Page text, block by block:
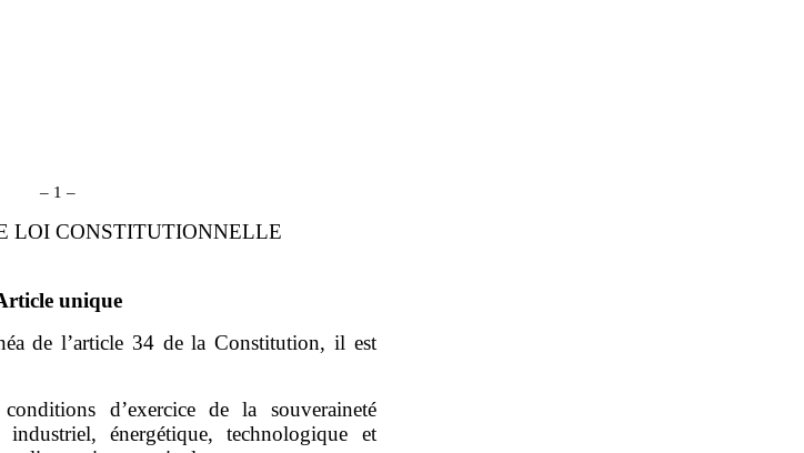
– 1 –
LOI CONSTITUTIONNELLE
unique
de l’article 34 de la Constitution, il est
d’exercice de la souveraineté
énergétique, technologique et